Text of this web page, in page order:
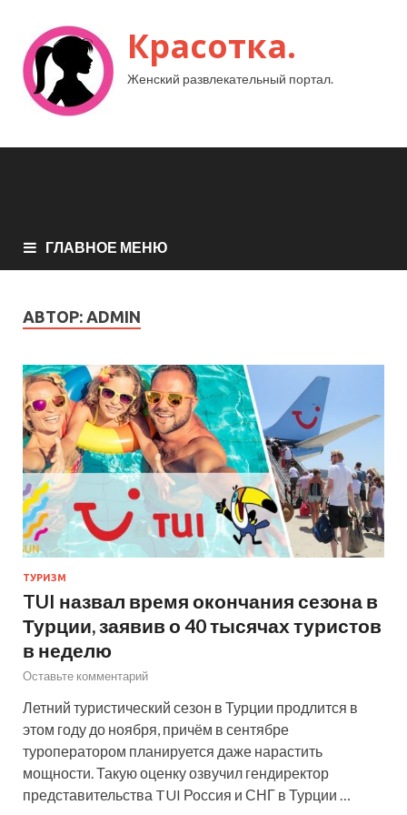
Красотка.
Женский развлекательный портал.
ГЛАВНОЕ МЕНЮ
АВТОР: ADMIN
ТУРИЗМ
TUI назвал время окончания сезона в
Турции, заявив о 40 тысячах туристов
в неделю
Оставьте комментарий
Летний туристический сезон в Турции продлится в
этом году до ноября, причём в сентябре
туроператором планируется даже нарастить
мощности. Такую оценку озвучил гендиректор
представительства TUI Россия и СНГ в Турции …